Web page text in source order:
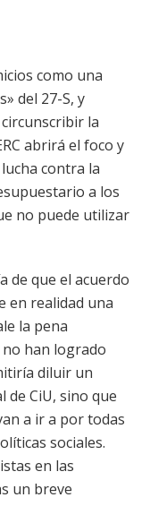
como una
del 27-S, y
la
abrirá el foco y
contra la
a los
no puede utilizar
de que el acuerdo
en realidad una
la pena
no han logrado
diluir un
de CiU, sino que
a ir a por todas
sociales.
en las
un breve